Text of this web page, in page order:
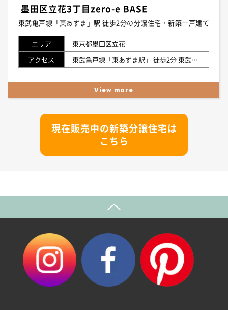
墨田区立花3丁目zero-e BASE
東武亀戸線「東あずま」駅 徒歩2分の分譲住宅・新築一戸建て
エリア
東京都墨田区立花
アクセス
東武亀戸線「東あずま駅」 徒歩2分 東武亀戸線「小村井駅」 徒歩8分
View more
現在販売中の新築分譲住宅は
こちら
家えらびが楽しい